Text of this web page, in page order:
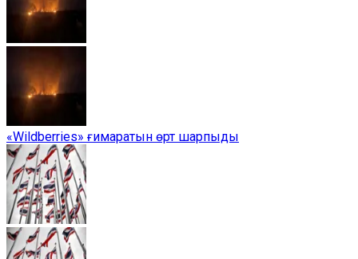
«Wildberries» ғимаратын өрт шарпыды